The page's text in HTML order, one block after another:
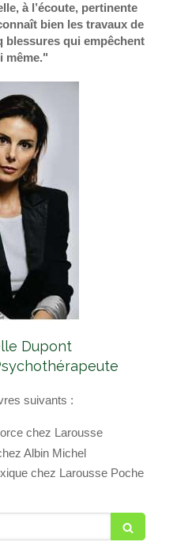
à l’écoute, pertinente
bien les travaux de
blessures qui empêchent
même."
Dupont
suivants :
chez Larousse
Albin Michel
chez Larousse Poche